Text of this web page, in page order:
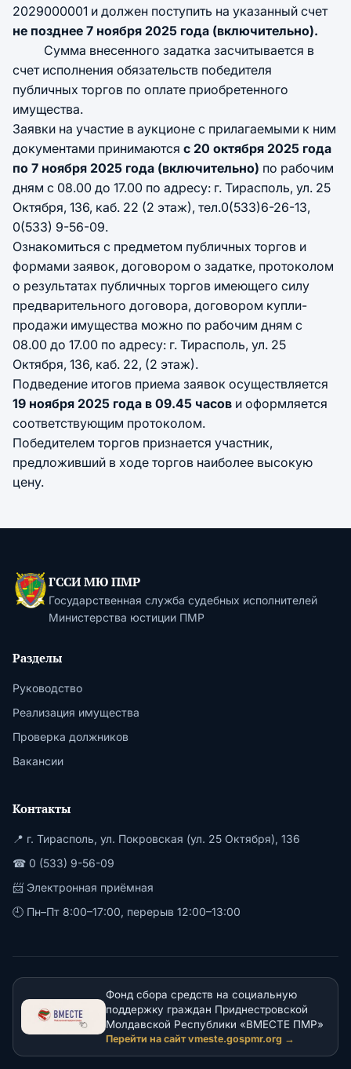
2029000001 и должен поступить на указанный счет
не позднее 7 ноября 2025 года (включительно).
Сумма внесенного задатка засчитывается в
счет исполнения обязательств победителя
публичных торгов по оплате приобретенного
имущества.
Заявки на участие в аукционе с прилагаемыми к ним
документами принимаются с 20 октября 2025 года
по 7 ноября 2025 года (включительно) по рабочим
дням с 08.00 до 17.00 по адресу: г. Тирасполь, ул. 25
Октября, 136, каб. 22 (2 этаж), тел.0(533)6-26-13,
0(533) 9-56-09.
Ознакомиться с предметом публичных торгов и
формами заявок, договором о задатке, протоколом
о результатах публичных торгов имеющего силу
предварительного договора, договором купли-
продажи имущества можно по рабочим дням с
08.00 до 17.00 по адресу: г. Тирасполь, ул. 25
Октября, 136, каб. 22, (2 этаж).
Подведение итогов приема заявок осуществляется
19 ноября 2025 года в 09.45 часов и оформляется
соответствующим протоколом.
Победителем торгов признается участник,
предложивший в ходе торгов наиболее высокую
цену.
ГССИ МЮ ПМР
Государственная служба судебных исполнителей
Министерства юстиции ПМР
Разделы
Руководство
Реализация имущества
Проверка должников
Вакансии
Контакты
📍 г. Тирасполь, ул. Покровская (ул. 25 Октября), 136
☎ 0 (533) 9-56-09
📨 Электронная приёмная
🕘 Пн–Пт 8:00–17:00, перерыв 12:00–13:00
Фонд сбора средств на социальную
поддержку граждан Приднестровской
Молдавской Республики «ВМЕСТЕ ПМР»
Перейти на сайт vmeste.gospmr.org →